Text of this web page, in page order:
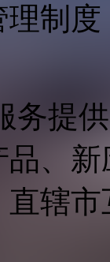
制
务提
、
辖